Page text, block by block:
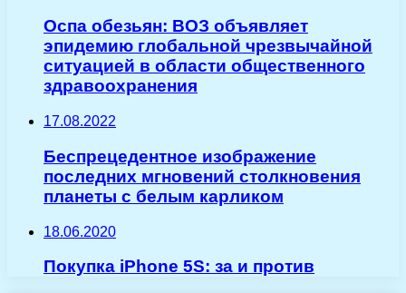
Оспа обезьян: ВОЗ объявляет
эпидемию глобальной чрезвычайной
ситуацией в области общественного
здравоохранения
17.08.2022
Беспрецедентное изображение
последних мгновений столкновения
планеты с белым карликом
18.06.2020
Покупка iPhone 5S: за и против